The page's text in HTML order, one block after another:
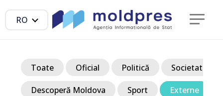
RO
Toate Oficial Politică Societate
Descoperă Moldova Sport Externe